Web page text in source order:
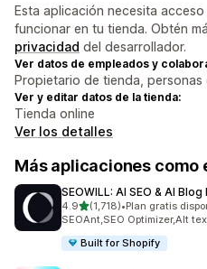
Esta aplicación necesita
funcionar en tu tienda. Obtén
privacidad del desarrollador.
Ver datos de empleados y
Propietario de tienda,
Ver y editar datos de la tienda:
Tienda online
Ver los detalles
Más aplicaciones como
SEOWILL: AI SEO & AI
4.9de 5 estrellas
(1,718)
1718 reseñas en total
•Plan gratis
SEOAnt,SEO Optimizer,Alt
Built for Shopify